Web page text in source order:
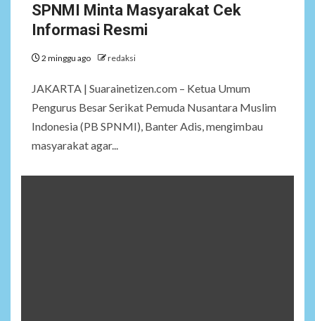
SPNMI Minta Masyarakat Cek
Informasi Resmi
2 minggu ago redaksi
JAKARTA | Suarainetizen.com – Ketua Umum
Pengurus Besar Serikat Pemuda Nusantara Muslim
Indonesia (PB SPNMI), Banter Adis, mengimbau
masyarakat agar...